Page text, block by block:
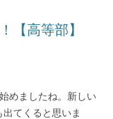
【高等部】
めましたね。新しい
てくると思いま